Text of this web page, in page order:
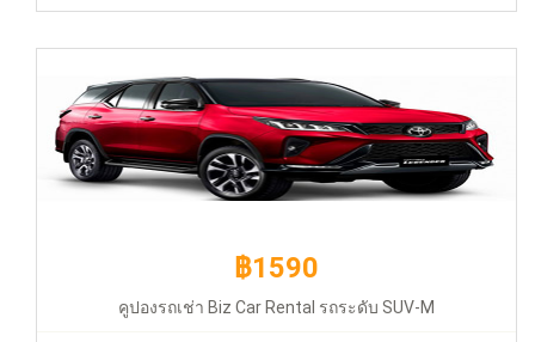
฿1590
คูปองรถเช่า Biz Car Rental รถระดับ SUV-M